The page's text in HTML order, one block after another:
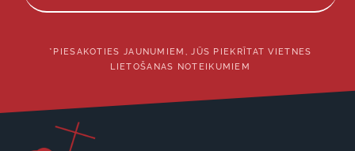
*PIESAKOTIES JAUNUMIEM, JŪS PIEKRĪTAT VIETNES
LIETOŠANAS NOTEIKUMIEM